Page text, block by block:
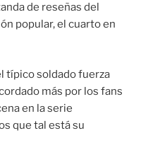
de reseñas del
popular, el cuarto en
típico soldado fuerza
más por los fans
en la serie
que tal está su